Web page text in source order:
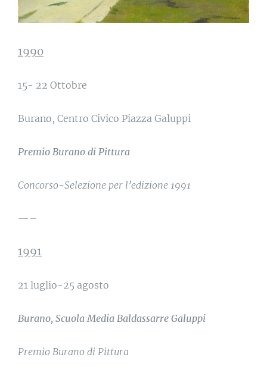
1990
15- 22 Ottobre
Burano, Centro Civico Piazza Galuppi
Premio Burano di Pittura
Concorso-Selezione per l’edizione 1991
—–
1991
21 luglio-25 agosto
Burano, Scuola Media Baldassarre Galuppi
Premio Burano di Pittura